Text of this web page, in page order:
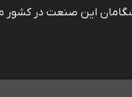
این صنعت در کشور